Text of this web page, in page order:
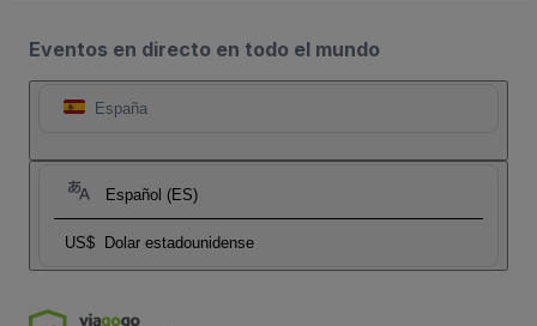
Eventos en directo en todo el mundo
España
Español (ES)
US$ Dolar estadounidense